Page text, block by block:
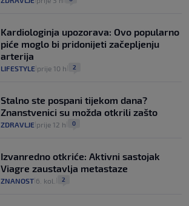
Kardiologinja upozorava: Ovo popularno
piće moglo bi pridonijeti začepljenju
arterija
LIFESTYLE prije 10 h 2
Stalno ste pospani tijekom dana?
Znanstvenici su možda otkrili zašto
ZDRAVLJE prije 12 h 0
Izvanredno otkriće: Aktivni sastojak
Viagre zaustavlja metastaze
ZNANOST 6. kol. 2